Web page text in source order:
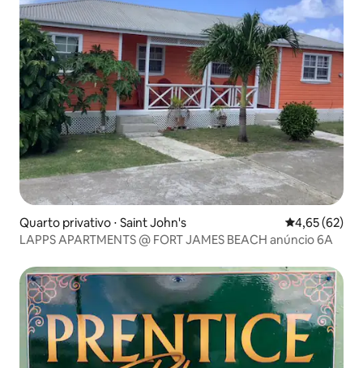
Quarto privativo ⋅ Saint John's 4,65 de uma
4,65 (62)
LAPPS APARTMENTS @ FORT JAMES BEACH anúncio 6A